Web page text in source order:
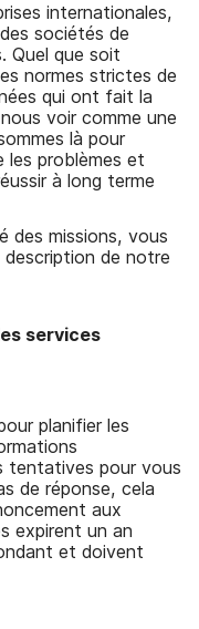
n
internationales,
sociétés de
Quel que soit
normes strictes de
qui ont fait la
voir comme une
là pour
les problèmes et
à long terme
des missions, vous
de notre
services
planifier les
tentatives pour vous
de réponse, cela
aux
expirent un an
et doivent